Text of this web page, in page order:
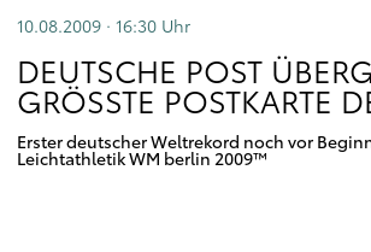
10.08.2009 · 16:30 Uhr
DEUTSCHE POST
GRÖSSTE POSTKARTE
Erster deutscher Weltrekord noch vor
Leichtathletik WM berlin 2009™